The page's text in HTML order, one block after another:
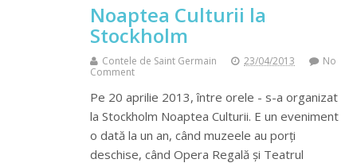
Noaptea Culturii la
Stockholm
Contele de Saint Germain 23/04/2013
No
Comment
Pe 20 aprilie 2013, între orele - s-a organizat
la Stockholm Noaptea Culturii. E un eveniment
o dată la un an, când muzeele au porți
deschise, când Opera Regală și Teatrul